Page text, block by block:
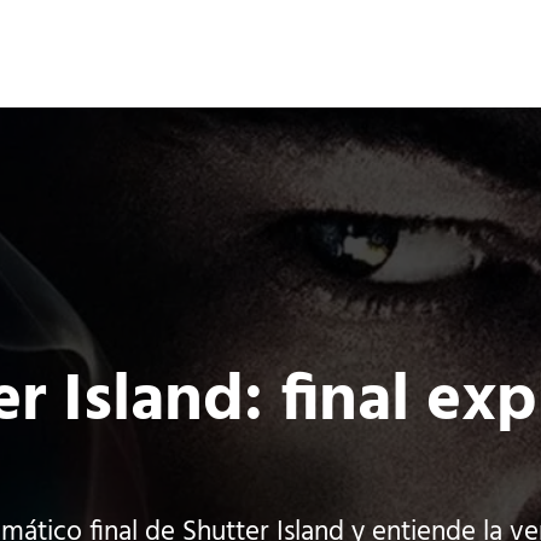
Comunidad de Ocio Online
Island: final
final de Shutter Island y entiende la